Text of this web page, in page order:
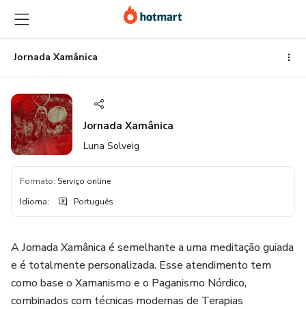
para
o
conteúdo
principal
para
o
pagamento
para
o
rodapé
Jornada Xamânica
Jornada Xamânica
Luna Solveig
Formato: Serviço online
Idioma: Português
A Jornada Xamânica é semelhante a uma meditação guiada
e é totalmente personalizada. Esse atendimento tem
como base o Xamanismo e o Paganismo Nórdico,
combinados com técnicas modernas de Terapias